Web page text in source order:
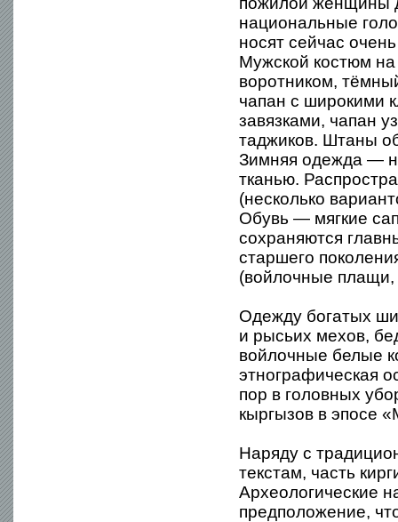
национальные
носят сейчас
Мужской костюм
воротником,
чапан с широкими
завязками, чапан
таджиков. Штаны
Зимняя одежда —
тканью.
(несколько
Обувь — мягкие
сохраняются
старшего
(войлочные плащи,
Одежду богатых
и рысьих мехов,
войлочные белые
этнографическая
пор в головных
кыргызов в эпосе
Наряду с
текстам, часть
Археологические
предположение,